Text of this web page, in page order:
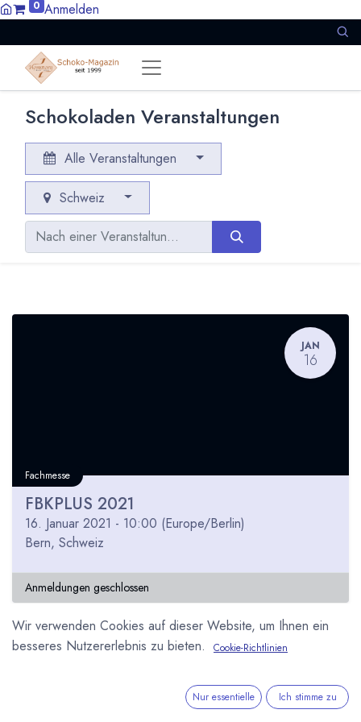
0 Anmelden
Schokoladen Veranstaltungen
Alle Veranstaltungen
Schweiz
JAN
16
Fachmesse
FBKPLUS 2021
16. Januar 2021 - 10:00 (Europe/Berlin)
Bern, Schweiz
Anmeldungen geschlossen
Wir verwenden Cookies auf dieser Website, um Ihnen ein
besseres Nutzererlebnis zu bieten.
Cookie-Richtlinien
Nur essentielle Ich stimme zu